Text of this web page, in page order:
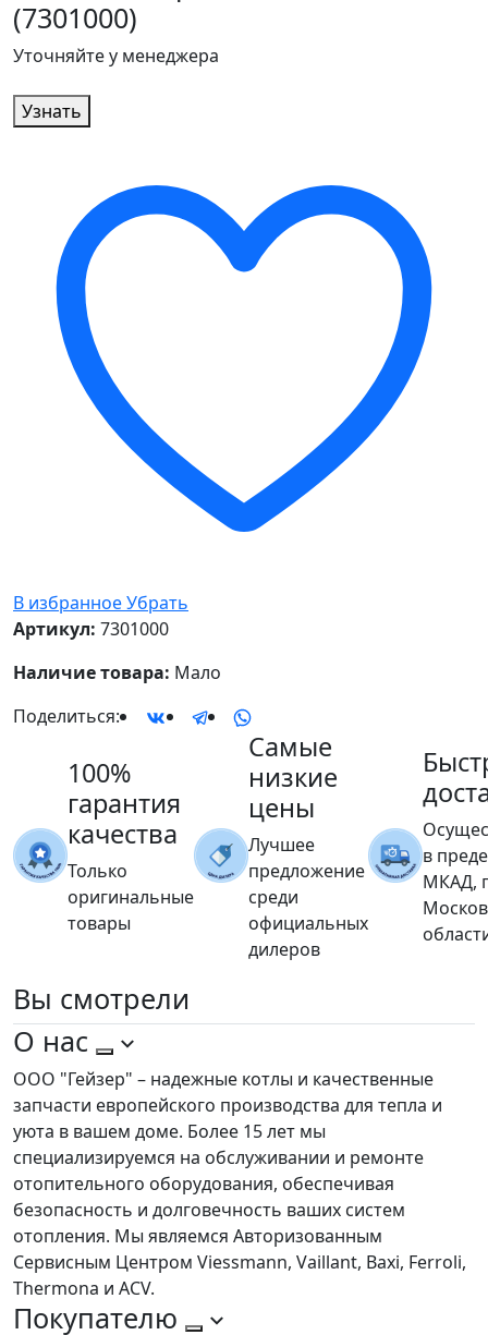
(7301000)
Уточняйте у менеджера
Узнать
В избранноеУбрать
Артикул: 7301000
Наличие товара: Мало
Поделиться:
100%
гарантия
качества
Только
оригинальные
товары
Самые
низкие
цены
Лучшее
предложение
среди
официальных
дилеров
в
МКАД,
Вы смотрели
О нас
ООО "Гейзер" – надежные котлы и качественные
запчасти европейского производства для тепла и
уюта в вашем доме. Более 15 лет мы
специализируемся на обслуживании и ремонте
отопительного оборудования, обеспечивая
безопасность и долговечность ваших систем
отопления. Мы являемся Авторизованным
Сервисным Центром Viessmann, Vaillant, Baxi, Ferroli,
Thermona и ACV.
Покупателю